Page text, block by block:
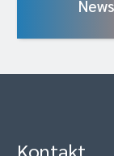
News
Kontakt